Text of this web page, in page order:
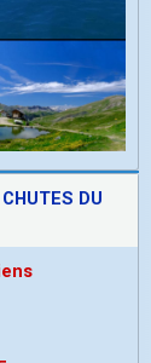
DU